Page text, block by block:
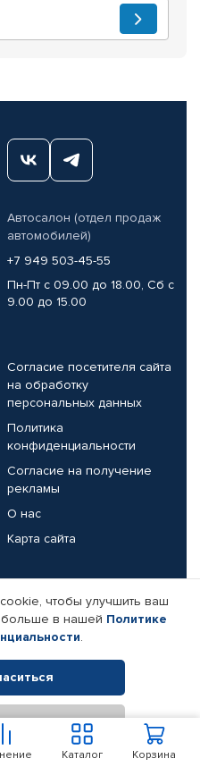
Корзина
Каталог
Автосалон (отдел продаж
автомобилей)
+7 949 503-45-55
Пн-Пт с 09.00 до 18.00, Сб с
9.00 до 15.00
Согласие посетителя сайта
на обработку
персональных данных
Политика
конфиденциальности
Согласие на получение
рекламы
О нас
Карта сайта
Реквизиты компании
Все права защищены.
товаров Автопрофи.
чтобы улучшить ваш
больше в нашей Политике
.